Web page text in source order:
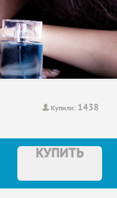
Купили: 1438
КУПИТЬ